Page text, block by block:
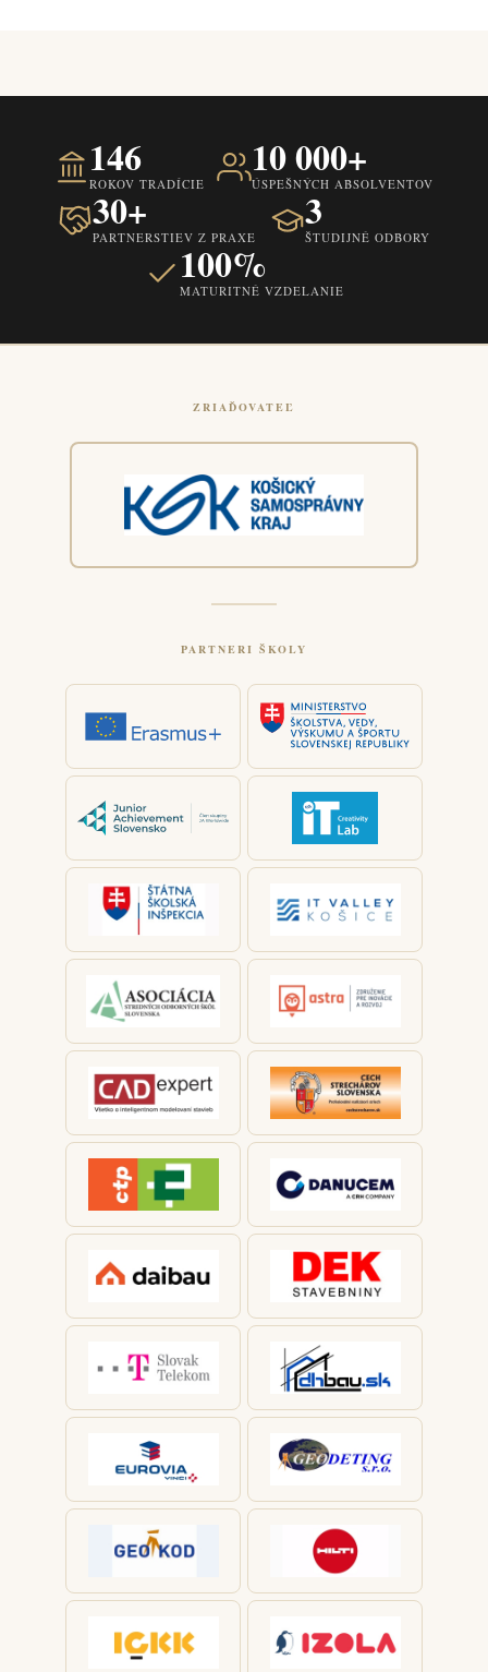
146
ROKOV TRADÍCIE
10 000+
ÚSPEŠNÝCH ABSOLVENTOV
30+
PARTNERSTIEV Z PRAXE
3
ŠTUDIJNÉ ODBORY
100%
MATURITNÉ VZDELANIE
ZRIAĎOVATEĽ
PARTNERI ŠKOLY